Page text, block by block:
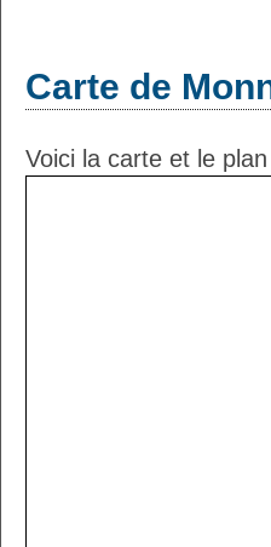
Carte de
Voici la carte et le